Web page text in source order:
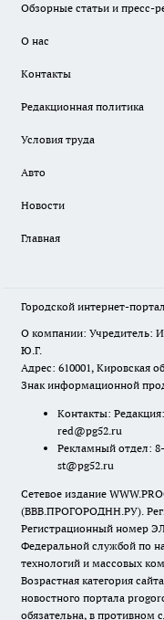
Обзорные статьи и пресс-
О нас
Контакты
Редакционная политика
Условия труда
Авто
Новости
Главная
Городской интернет-
О компании: Учредитель:
Ю.Г.
Адрес: 610001, Кировская
Знак информационной
Контакты:
red@pg52.ru
Рекламный отдел:
st@pg52.ru
Сетевое издание
(ВВВ.ПРОГОРОДНН.РУ).
Регистрационный номер ЭЛ
Федеральной службой по
технологий и массовых
Возрастная категория
новостного портала
обязательна, в противном